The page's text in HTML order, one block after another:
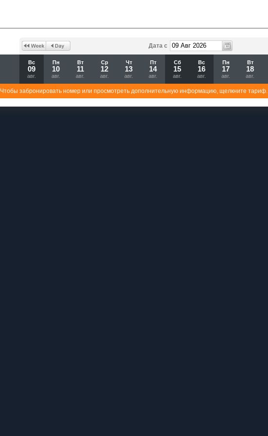
Дата с
Вс
09
авг.
Пн
10
авг.
Вт
11
авг.
Ср
12
авг.
Чт
13
авг.
Пт
14
авг.
Сб
15
авг.
Вс
16
авг.
Пн
17
авг.
Вт
18
авг.
Чтобы забронировать номер или просмотреть дополнительную информацию, щелкните тариф.